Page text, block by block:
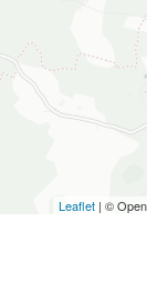
Leaflet | ©